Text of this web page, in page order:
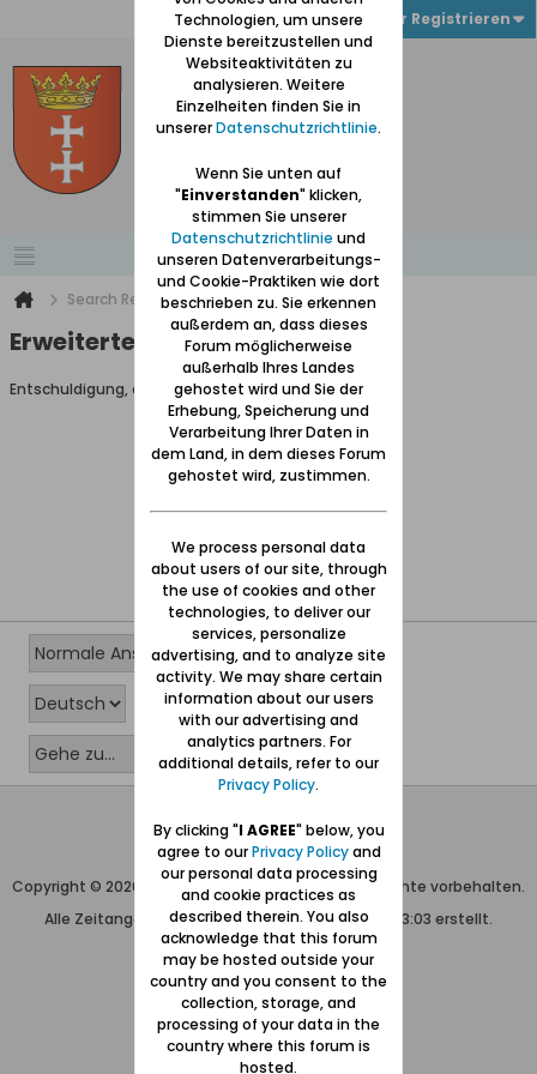
Anmelden oder Registrieren
Search Result
Erweiterte Suche
Entschuldigung, du darfst diese Seite nicht aufrufen.
Wolfgang Naujocks MMXXVI
Powered byvBulletin®
Copyright © 2026 MH Sub I, LLC dba vBulletin. Alle Rechte vorbehalten.
Alle Zeitangaben in WEZ+1. Die Seite wurde um 03:03 erstellt.
Technologien, um unsere
Dienste bereitzustellen und
Websiteaktivitäten zu
analysieren. Weitere
Einzelheiten finden Sie in
unsererDatenschutzrichtlinie.
Wenn Sie unten auf
"Einverstanden" klicken,
stimmen Sie unserer
Datenschutzrichtlinie und
unseren Datenverarbeitungs-
und Cookie-Praktiken wie dort
beschrieben zu. Sie erkennen
außerdem an, dass dieses
Forum möglicherweise
außerhalb Ihres Landes
gehostet wird und Sie der
Erhebung, Speicherung und
Verarbeitung Ihrer Daten in
dem Land, in dem dieses Forum
gehostet wird, zustimmen.
We process personal data
about users of our site, through
the use of cookies and other
technologies, to deliver our
services, personalize
advertising, and to analyze site
activity. We may share certain
information about our users
with our advertising and
analytics partners. For
additional details, refer to our
Privacy Policy.
By clicking "I AGREE" below, you
agree to ourPrivacy Policyand
our personal data processing
and cookie practices as
described therein. You also
acknowledge that this forum
may be hosted outside your
country and you consent to the
collection, storage, and
processing of your data in the
country where this forum is
hosted.